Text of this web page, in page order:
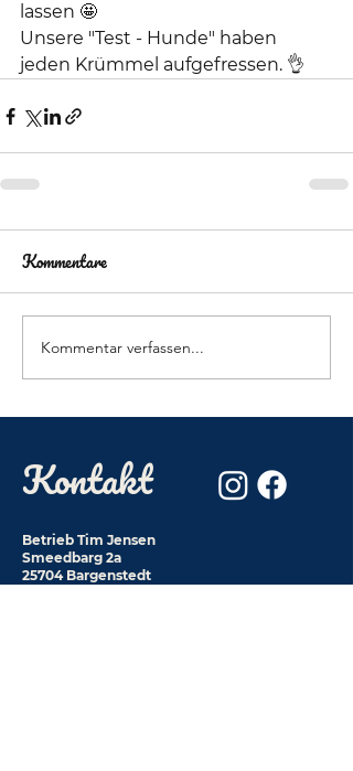
lassen 🤩
Unsere "Test - Hunde" haben
jeden Krümmel aufgefressen. 👌
Kommentare
Kommentar verfassen...
Kontakt
Betrieb Tim Jensen
Smeedbarg 2a
25704 Bargenstedt